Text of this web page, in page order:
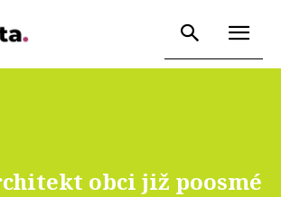
obci již poosmé